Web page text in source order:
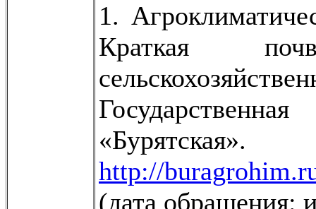
1.
Краткая
http://
(дата обращения: